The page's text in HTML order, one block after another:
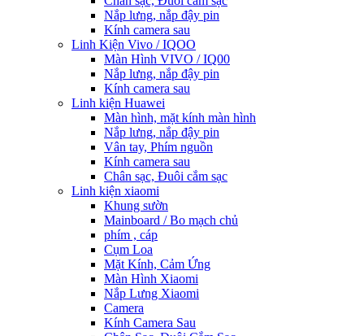
Nắp lưng, nắp đậy pin
Kính camera sau
Linh Kiện Vivo / IQOO
Màn Hình VIVO / IQ00
Nắp lưng, nắp đậy pin
Kính camera sau
Linh kiện Huawei
Màn hình, mặt kính màn hình
Nắp lưng, nắp đậy pin
Vân tay, Phím nguồn
Kính camera sau
Chân sạc, Đuôi cắm sạc
Linh kiện xiaomi
Khung sườn
Mainboard / Bo mạch chủ
phím , cáp
Cụm Loa
Mặt Kính, Cảm Ứng
Màn Hình Xiaomi
Nắp Lưng Xiaomi
Camera
Kính Camera Sau